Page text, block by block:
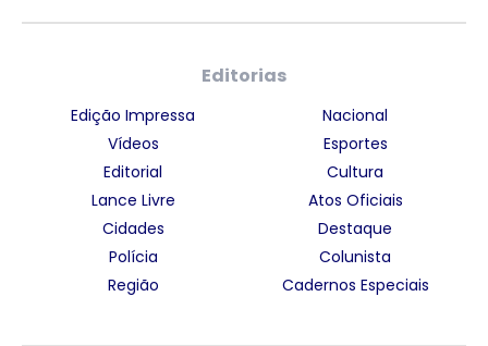
Editorias
Edição Impressa
Vídeos
Editorial
Lance Livre
Cidades
Polícia
Região
Nacional
Esportes
Cultura
Atos Oficiais
Destaque
Colunista
Cadernos Especiais